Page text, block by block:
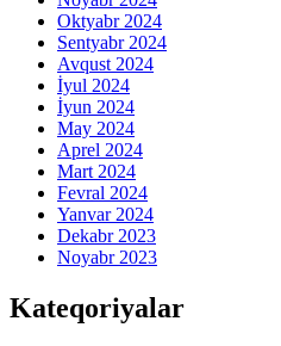
Oktyabr 2024
Sentyabr 2024
Avqust 2024
İyul 2024
İyun 2024
May 2024
Aprel 2024
Mart 2024
Fevral 2024
Yanvar 2024
Dekabr 2023
Noyabr 2023
Kateqoriyalar